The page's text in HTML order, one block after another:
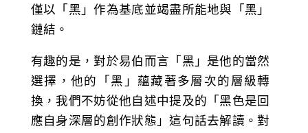
僅以「黑」作為基底並竭盡所能地與「黑」
鏈結。
有趣的是，對於易伯而言「黑」是他的當然
選擇，他的「黑」蘊藏著多層次的層級轉
換，我們不妨從他自述中提及的「黑色是回
應自身深層的創作狀態」這句話去解讀。對